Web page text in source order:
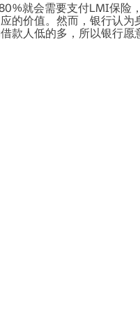
就会需要支付LMI保险
的价值。然而，银行认为
人低的多，所以银行愿